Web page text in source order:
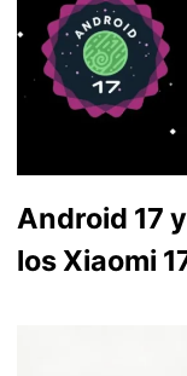
Android 17
los Xiaomi